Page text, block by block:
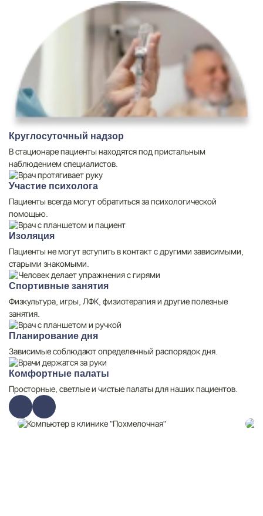
Круглосуточный надзор
В стационаре пациенты находятся под пристальным
наблюдением специалистов.
Участие психолога
Пациенты всегда могут обратиться за психологической
помощью.
Изоляция
Пациенты не могут вступить в контакт с другими зависимыми,
старыми знакомыми.
Спортивные занятия
Физкультура, игры, ЛФК, физиотерапия и другие полезные
занятия.
Планирование дня
Зависимые соблюдают определенный распорядок дня.
Комфортные палаты
Просторные, светлые и чистые палаты для наших пациентов.